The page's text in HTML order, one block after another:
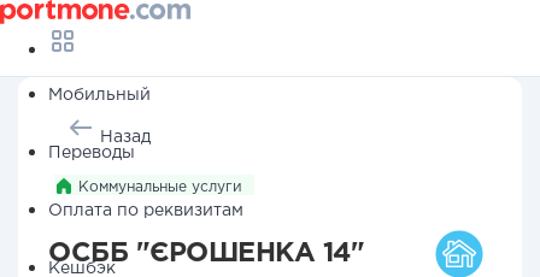
Мобильный
Переводы
Оплата по реквизитам
Кешбэк
Назад
Коммунальные услуги
ОСББ "ЄРОШЕНКА 14"